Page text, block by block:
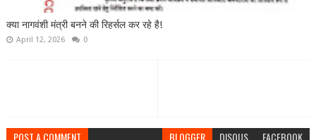
क्या नागवंशी मंत्री बनने की रिहर्सल कर रहे है!
April 12, 2026 0